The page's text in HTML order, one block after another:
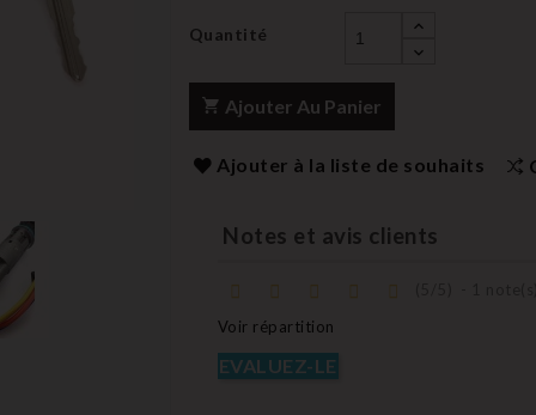
Quantité
Ajouter Au Panier
Ajouter à la liste de souhaits
Notes et avis clients
Voir répartition
EVALUEZ-LE